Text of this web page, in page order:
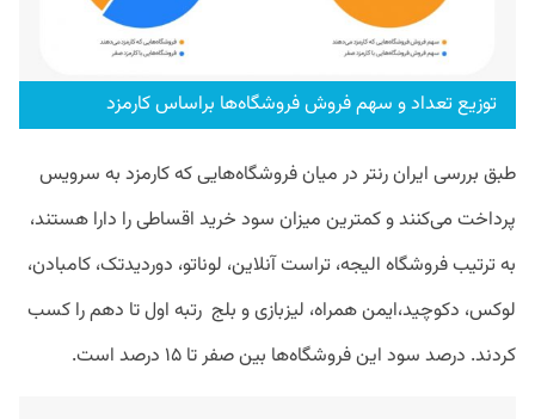
توزیع تعداد و سهم فروش فروشگاه‌ها براساس کارمزد
طبق بررسی ایران‌ رنتر در میان فروشگاه‌هایی که کارمزد به سرویس
پرداخت می‌کنند و کمترین میزان سود خرید اقساطی را دارا هستند،
به ترتیب فروشگاه الیجه، تراست آنلاین، لوناتو، دوردیدتک، کامبادن،
لوکس، دکوچید،ایمن همراه، لیزبازی و بلج رتبه اول تا دهم را کسب
کردند. درصد سود این فروشگاه‌ها بین صفر تا ۱۵ درصد است.